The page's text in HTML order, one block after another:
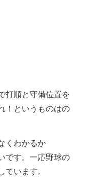
打順と守備位置を
！というものはの
くわかるか
です。一応野球の
います。